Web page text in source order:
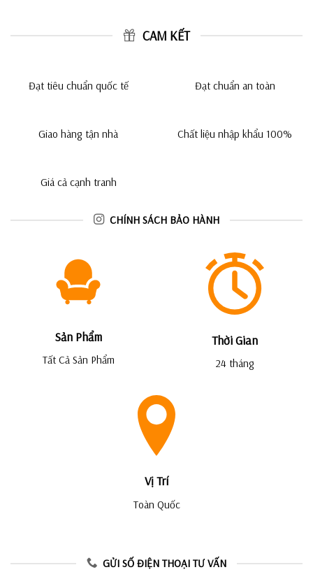
CAM KẾT
Đạt tiêu chuẩn quốc tế Đạt chuẩn an toàn
Giao hàng tận nhà Chất liệu nhập khẩu 100%
Giá cả cạnh tranh
CHÍNH SÁCH BẢO HÀNH
Sản Phẩm
Tất Cả Sản Phẩm
Thời Gian
24 tháng
Vị Trí
Toàn Quốc
GỬI SỐ ĐIỆN THOẠI TƯ VẤN